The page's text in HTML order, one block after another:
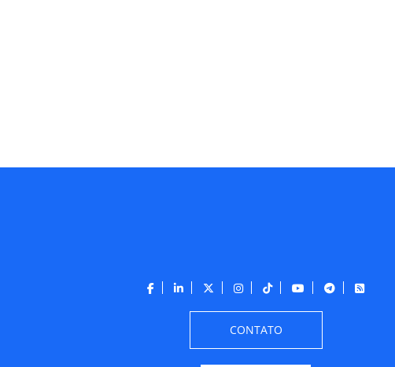
CONTATO